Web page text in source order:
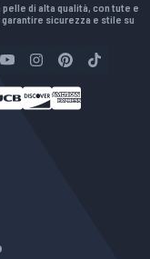
di alta qualità, con tute e
sicurezza e stile su